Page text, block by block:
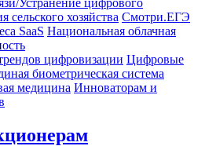
Устранение цифрового
сельского хозяйства Смотри.ЕГЭ
SaaS Национальная облачная
цифровизации Цифровые
биометрическая система
медицина Инноваторам и